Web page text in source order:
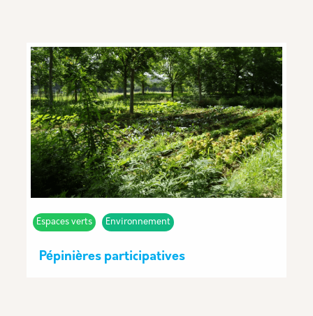
Espaces verts Environnement
Pépinières participatives